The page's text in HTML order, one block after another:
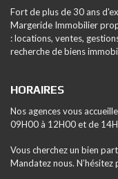
Fort de plus de 30 ans
Margeride Immobilier
: locations, ventes,
recherche de biens
HORAIRES
Nos agences vous
09H00 à 12H00 et de
Vous cherchez un bien
Mandatez nous. N’hésitez